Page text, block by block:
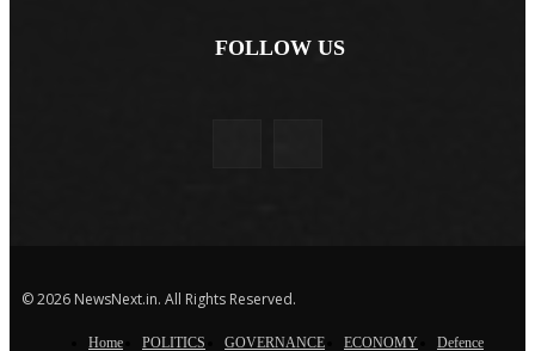
FOLLOW US
© 2026 NewsNext.in. All Rights Reserved.
Home POLITICS GOVERNANCE ECONOMY
Defence